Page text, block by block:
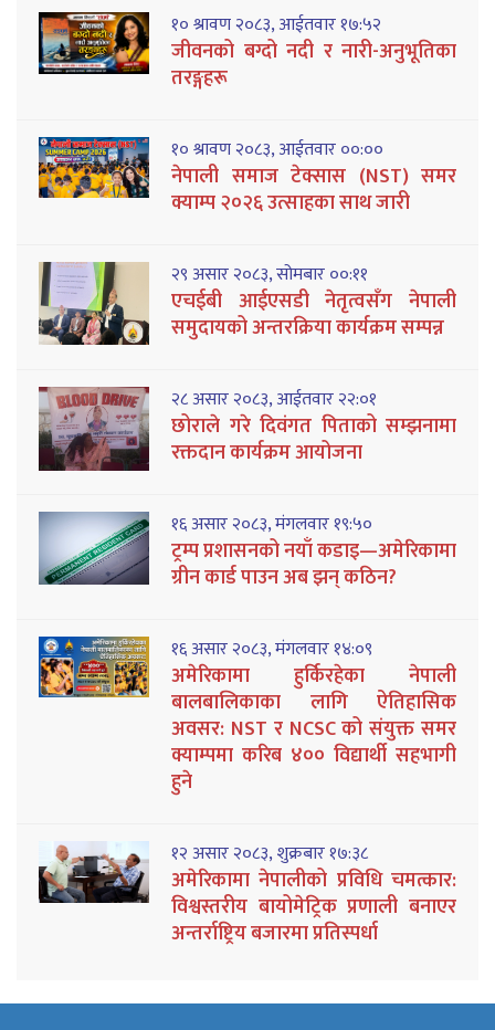
१० श्रावण २०८३, आईतवार १७:५२
जीवनको बग्दो नदी र नारी-अनुभूतिका
तरङ्गहरू
१० श्रावण २०८३, आईतवार ००:००
नेपाली समाज टेक्सास (NST) समर
क्याम्प २०२६ उत्साहका साथ जारी
२९ असार २०८३, सोमबार ००:११
एचईबी आईएसडी नेतृत्वसँग नेपाली
समुदायको अन्तरक्रिया कार्यक्रम सम्पन्न
२८ असार २०८३, आईतवार २२:०१
छोराले गरे दिवंगत पिताको सम्झनामा
रक्तदान कार्यक्रम आयोजना
१६ असार २०८३, मंगलवार १९:५०
ट्रम्प प्रशासनको नयाँ कडाइ—अमेरिकामा
ग्रीन कार्ड पाउन अब झन् कठिन?
१६ असार २०८३, मंगलवार १४:०९
अमेरिकामा हुर्किरहेका नेपाली
बालबालिकाका लागि ऐतिहासिक
अवसर: NST र NCSC को संयुक्त समर
क्याम्पमा करिब ४०० विद्यार्थी सहभागी
हुने
१२ असार २०८३, शुक्रबार १७:३८
अमेरिकामा नेपालीको प्रविधि चमत्कार:
विश्वस्तरीय बायोमेट्रिक प्रणाली बनाएर
अन्तर्राष्ट्रिय बजारमा प्रतिस्पर्धा